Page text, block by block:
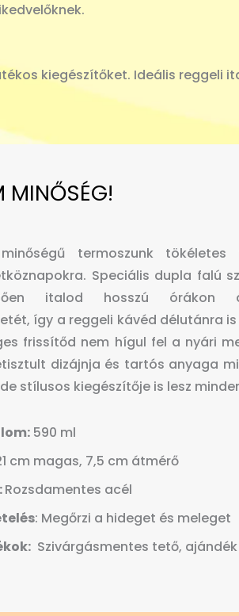
kiegészítőket. Ideális reggeli
MINŐSÉG!
termoszunk
Speciális dupla falú
italod hosszú órákon
így a reggeli kávéd délutánra
frissítőd nem hígul fel a nyári
dizájnja és tartós anyaga
stílusos kiegészítője is lesz
590 ml
cm magas, 7,5 cm átmérő
Rozsdamentes acél
: Megőrzi a hideget és meleget
Szivárgásmentes tető,